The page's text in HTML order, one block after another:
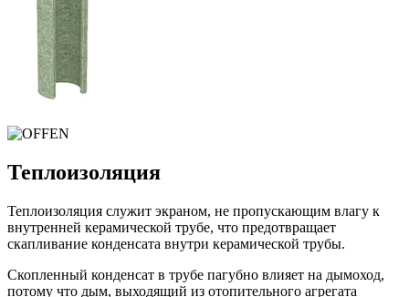
Теплоизоляция
Теплоизоляция служит экраном, не пропускающим влагу к
внутренней керамической трубе, что предотвращает
скапливание конденсата внутри керамической трубы.
Скопленный конденсат в трубе пагубно влияет на дымоход,
потому что дым, выходящий из отопительного агрегата